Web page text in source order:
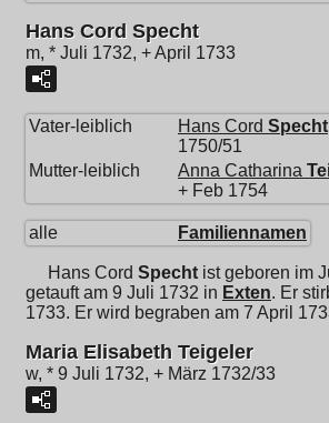
Hans Cord Specht
m, * Juli 1732, + April 1733
Vater-leiblich Hans Cord Specht
1750/51
Mutter-leiblich
Anna Catharina
+ Feb 1754
alle Familiennamen
Hans Cord Specht ist geboren im
getauft am 9 Juli 1732 in Exten. Er
1733. Er wird begraben am 7 April
Maria Elisabeth Teigeler
w, * 9 Juli 1732, + März 1732/33